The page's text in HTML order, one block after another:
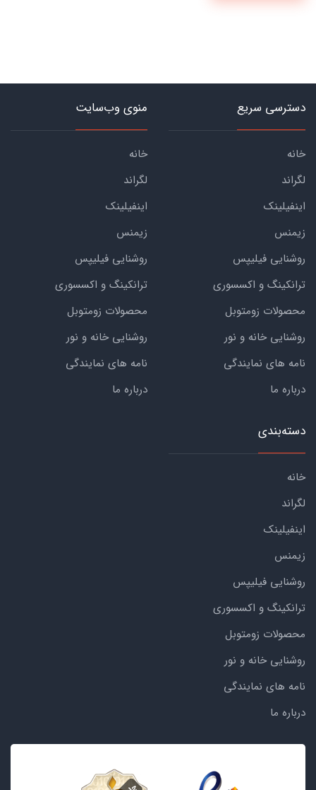
دسترسی سریع
خانه
لگراند
اینفیلینک
زیمنس
روشنایی فیلیپس
ترانکینگ و اکسسوری
محصولات زومتوبل
روشنایی خانه و نور
نامه های نمایندگی
درباره ما
منوی وب‌سایت
خانه
لگراند
اینفیلینک
زیمنس
روشنایی فیلیپس
ترانکینگ و اکسسوری
محصولات زومتوبل
روشنایی خانه و نور
نامه های نمایندگی
درباره ما
دسته‌بندی
خانه
لگراند
اینفیلینک
زیمنس
روشنایی فیلیپس
ترانکینگ و اکسسوری
محصولات زومتوبل
روشنایی خانه و نور
نامه های نمایندگی
درباره ما